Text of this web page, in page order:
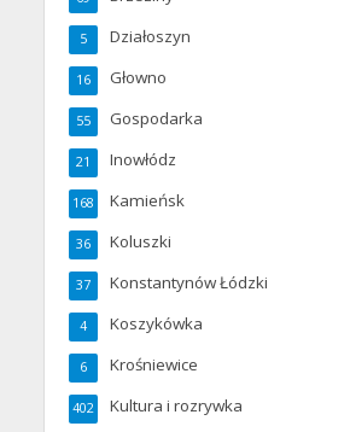
Działoszyn
5
Głowno
16
Gospodarka
55
Inowłódz
21
Kamieńsk
168
Koluszki
36
Konstantynów Łódzki
37
Koszykówka
4
Krośniewice
6
Kultura i rozrywka
402